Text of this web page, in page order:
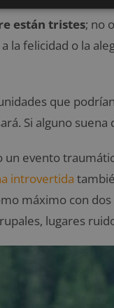
están tristes; no
la felicidad o la
que
Si alguno
evento
introvertida
máximo con dos
lugares